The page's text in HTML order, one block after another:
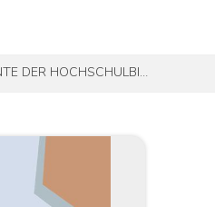
LEHREXPERIMENTE DER HOCHSCHULBILDUNG